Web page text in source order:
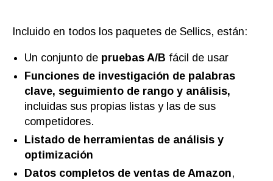
Incluido en todos los paquetes de Sellics, están:
Un conjunto de pruebas A/B fácil de usar
Funciones de investigación de palabras
clave, seguimiento de rango y análisis,
incluidas sus propias listas y las de sus
competidores.
Listado de herramientas de análisis y
optimización
Datos completos de ventas de Amazon,